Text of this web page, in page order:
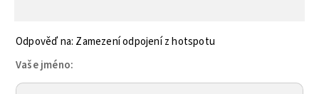
Odpověď na: Zamezení odpojení z hotspotu
Vaše jméno: